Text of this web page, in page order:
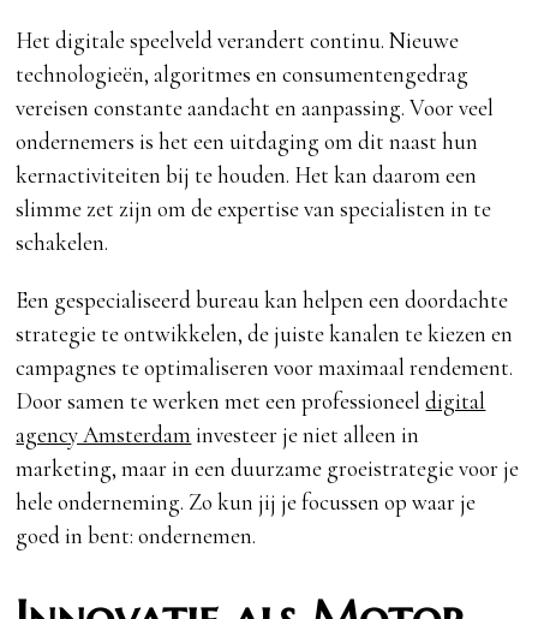
Het digitale speelveld verandert continu. Nieuwe
technologieën, algoritmes en consumentengedrag
vereisen constante aandacht en aanpassing. Voor veel
ondernemers is het een uitdaging om dit naast hun
kernactiviteiten bij te houden. Het kan daarom een
slimme zet zijn om de expertise van specialisten in te
schakelen.
Een gespecialiseerd bureau kan helpen een doordachte
strategie te ontwikkelen, de juiste kanalen te kiezen en
campagnes te optimaliseren voor maximaal rendement.
Door samen te werken met een professioneeldigital
agency Amsterdam investeer je niet alleen in
marketing, maar in een duurzame groeistrategie voor je
hele onderneming. Zo kun jij je focussen op waar je
goed in bent: ondernemen.